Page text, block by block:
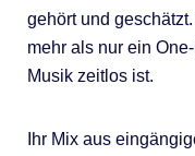
gehört und
mehr als nur ein
Musik zeitlos ist.
Ihr Mix aus